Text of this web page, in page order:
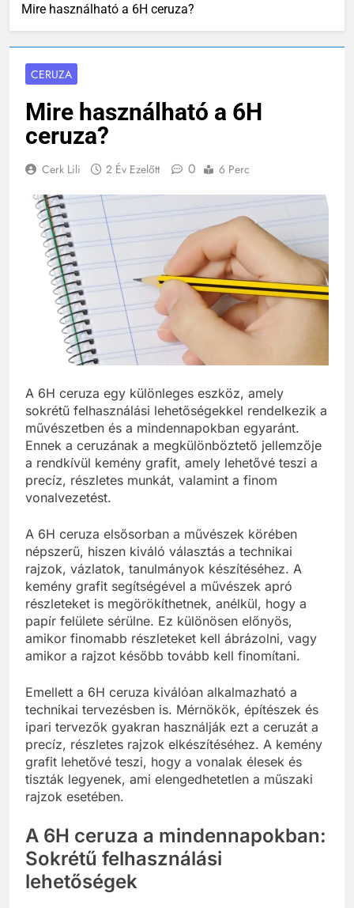
Mire használható a 6H ceruza?
CERUZA
Mire használható a 6H
ceruza?
Cerk Lili 2 Év Ezelőtt 0 6 Perc
A 6H ceruza egy különleges eszköz, amely
sokrétű felhasználási lehetőségekkel rendelkezik a
művészetben és a mindennapokban egyaránt.
Ennek a ceruzának a megkülönböztető jellemzője
a rendkívül kemény grafit, amely lehetővé teszi a
precíz, részletes munkát, valamint a finom
vonalvezetést.
A 6H ceruza elsősorban a művészek körében
népszerű, hiszen kiváló választás a technikai
rajzok, vázlatok, tanulmányok készítéséhez. A
kemény grafit segítségével a művészek apró
részleteket is megörökíthetnek, anélkül, hogy a
papír felülete sérülne. Ez különösen előnyös,
amikor finomabb részleteket kell ábrázolni, vagy
amikor a rajzot később tovább kell finomítani.
Emellett a 6H ceruza kiválóan alkalmazható a
technikai tervezésben is. Mérnökök, építészek és
ipari tervezők gyakran használják ezt a ceruzát a
precíz, részletes rajzok elkészítéséhez. A kemény
grafit lehetővé teszi, hogy a vonalak élesek és
tiszták legyenek, ami elengedhetetlen a műszaki
rajzok esetében.
A 6H ceruza a mindennapokban:
Sokrétű felhasználási
lehetőségek